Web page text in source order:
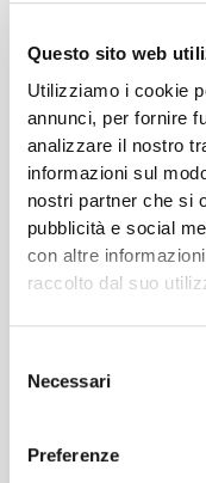
Questo sito web
Utilizziamo i cookie
annunci, per fornire
analizzare il nostro
informazioni sul
nostri partner che si
pubblicità e social
con altre
raccolto dal suo
delNecessari
Preferenze
prestazioni a
cm